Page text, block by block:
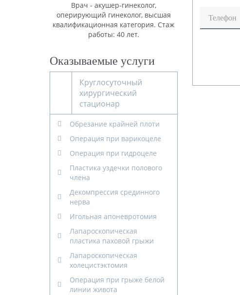
Врач - акушер-гинеколог,
оперирующий гинеколог, высшая
квалификационная категория. Стаж
работы: 40 лет.
Оказываемые услуги
Круглосуточный
хирургический
стационар
Обрезание крайней плоти
Операция при варикоцеле
Операция при гидроцеле
Пластика уздечки полового
члена
Декомпрессия срединного
нерва
Игольная апоневротомия
Лапароскопическая
пластика паховой грыжи
Лапароскопическая
холецистэктомия
Операция при грыже белой
линии живота
Телефон